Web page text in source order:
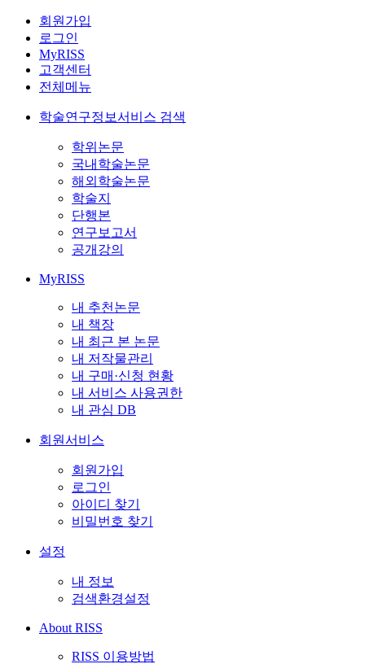
회원가입
로그인
MyRISS
고객센터
전체메뉴
학술연구정보서비스 검색
학위논문
국내학술논문
해외학술논문
학술지
단행본
연구보고서
공개강의
MyRISS
내 추천논문
내 책장
내 최근 본 논문
내 저작물관리
내 구매·신청 현황
내 서비스 사용권한
내 관심 DB
회원서비스
회원가입
로그인
아이디 찾기
비밀번호 찾기
설정
내 정보
검색환경설정
About RISS
RISS 이용방법